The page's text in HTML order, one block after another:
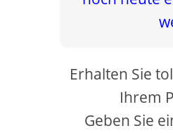
Erhalten Sie
Ihrem
Geben Sie